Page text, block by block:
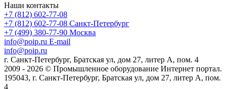
Наши контакты
+7 (812) 602-77-08
+7 (812) 602-77-08 Санкт-Петербург
+7 (499) 380-77-90 Москва
info@poip.ru E-mail
info@poip.ru
г. Санкт-Петербург, Братская ул, дом 27, литер А, пом. 4
2009 - 2026 © Промышленное оборудование Интернет портал.
195043, г. Санкт-Петербург, Братская ул, дом 27, литер А, пом.
4